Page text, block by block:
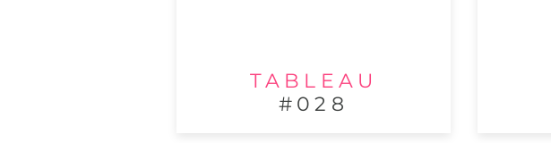
TABLEAU
#028